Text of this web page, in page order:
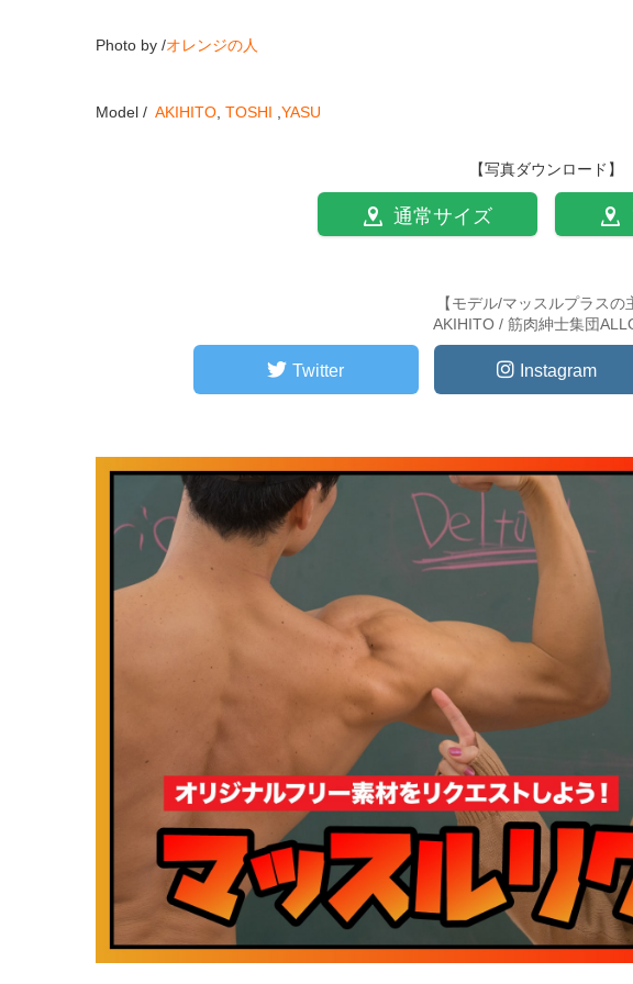
Photo by /オレンジの人
Model / AKIHITO TOSHI YASU
【写真ダウンロード】
通常サイズ
【モデル/マッスルプラスの
AKIHITO / 筋肉紳士集団
Twitter Instagram